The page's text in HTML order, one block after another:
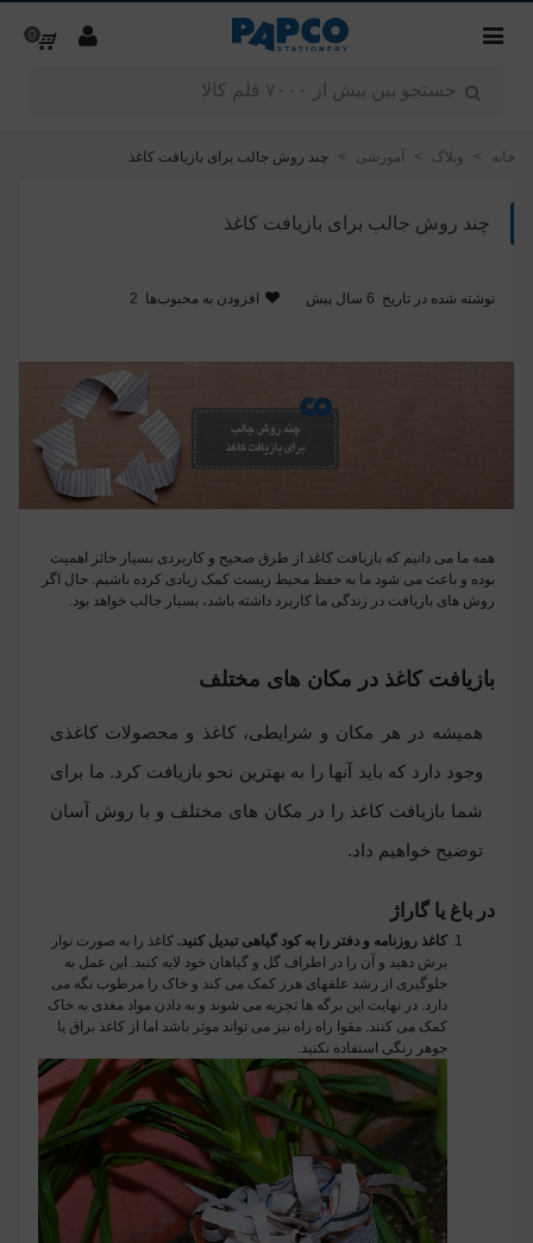
0
خانه > وبلاگ > آموزشی > چند روش جالب برای بازیافت کاغذ
چند روش جالب برای بازیافت کاغذ
نوشته شده در تاریخ 6 سال پیش افزودن به محبوب‌ها 2
همه ما می دانیم که بازیافت کاغذ از طرق صحیح و کاربردی بسیار حائز اهمیت
بوده و باعث می شود ما به حفظ محیط زیست کمک زیادی کرده باشیم. حال اگر
روش های بازیافت در زندگی ما کاربرد داشته باشد، بسیار جالب خواهد بود.
بازیافت کاغذ در مکان های مختلف
همیشه در هر مکان و شرایطی، کاغذ و محصولات کاغذی
وجود دارد که باید آنها را به بهترین نحو بازیافت کرد. ما برای
شما بازیافت کاغذ را در مکان های مختلف و با روش آسان
توضیح خواهیم داد.
در باغ یا گاراژ
کاغذ روزنامه و دفتر را به کود گیاهی تبدیل کنید. کاغذ را به صورت نوار
برش دهید و آن را در اطراف گل و گیاهان خود لایه کنید. این عمل به
جلوگیری از رشد علفهای هرز کمک می کند و خاک را مرطوب نگه می
دارد. در نهایت این برگه ها تجزیه می شوند و به دادن مواد مغذی به خاک
کمک می کنند. مقوا راه راه نیز می تواند موثر باشد اما از کاغذ براق یا
جوهر رنگی استفاده نکنید.